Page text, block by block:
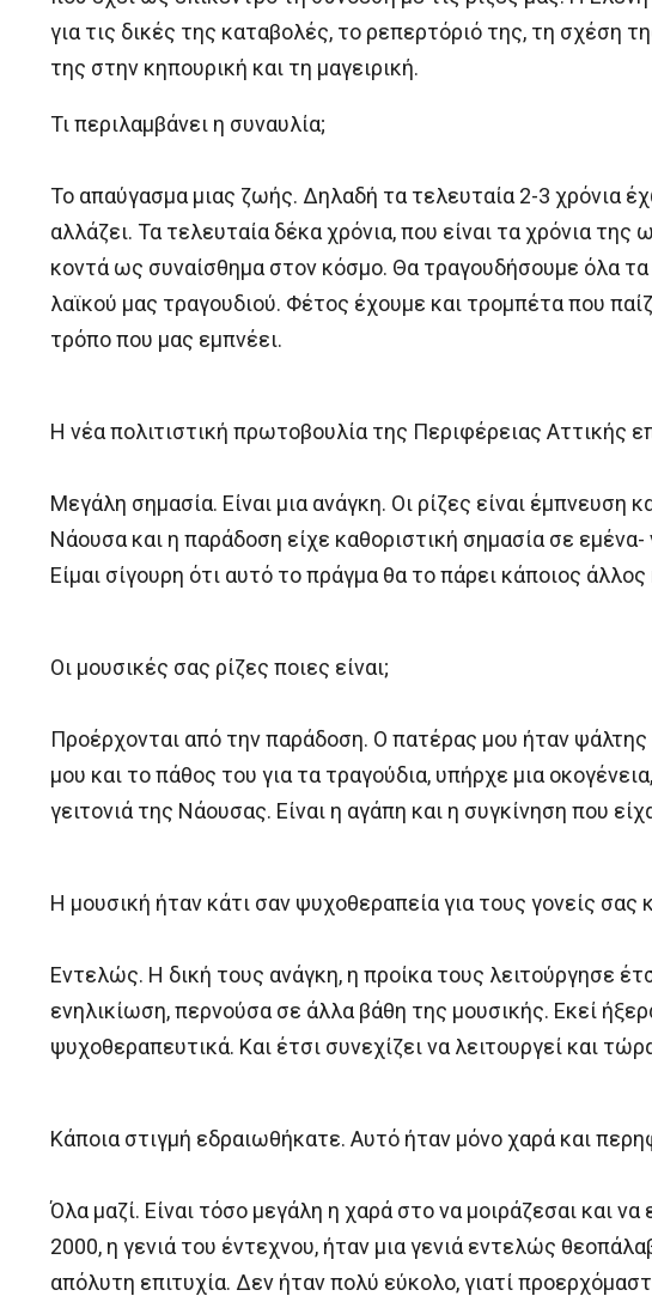
για τις δικές της καταβολές, το ρεπερτόριό της, τη σχέση
της στην κηπουρική και τη μαγειρική.
Τι περιλαμβάνει η συναυλία;
Το απαύγασμα μιας ζωής. Δηλαδή τα τελευταία 2-3 χρόνια
αλλάζει. Τα τελευταία δέκα χρόνια, που είναι τα χρόνια
κοντά ως συναίσθημα στον κόσμο. Θα τραγουδήσουμε όλα
λαϊκού μας τραγουδιού. Φέτος έχουμε και τρομπέτα που
τρόπο που μας εμπνέει.
Η νέα πολιτιστική πρωτοβουλία της Περιφέρειας Αττικής
Μεγάλη σημασία. Είναι μια ανάγκη. Οι ρίζες είναι έμπνευση
Νάουσα και η παράδοση είχε καθοριστική σημασία σε
Είμαι σίγουρη ότι αυτό το πράγμα θα το πάρει κάποιος
Οι μουσικές σας ρίζες ποιες είναι;
Προέρχονται από την παράδοση. Ο πατέρας μου ήταν
μου και το πάθος του για τα τραγούδια, υπήρχε μια
γειτονιά της Νάουσας. Είναι η αγάπη και η συγκίνηση που
Η μουσική ήταν κάτι σαν ψυχοθεραπεία για τους γονείς σας
Εντελώς. Η δική τους ανάγκη, η προίκα τους λειτούργησε
ενηλικίωση, περνούσα σε άλλα βάθη της μουσικής. Εκεί
ψυχοθεραπευτικά. Και έτσι συνεχίζει να λειτουργεί και
Κάποια στιγμή εδραιωθήκατε. Αυτό ήταν μόνο χαρά και
Όλα μαζί. Είναι τόσο μεγάλη η χαρά στο να μοιράζεσαι και
2000, η γενιά του έντεχνου, ήταν μια γενιά εντελώς
απόλυτη επιτυχία. Δεν ήταν πολύ εύκολο, γιατί